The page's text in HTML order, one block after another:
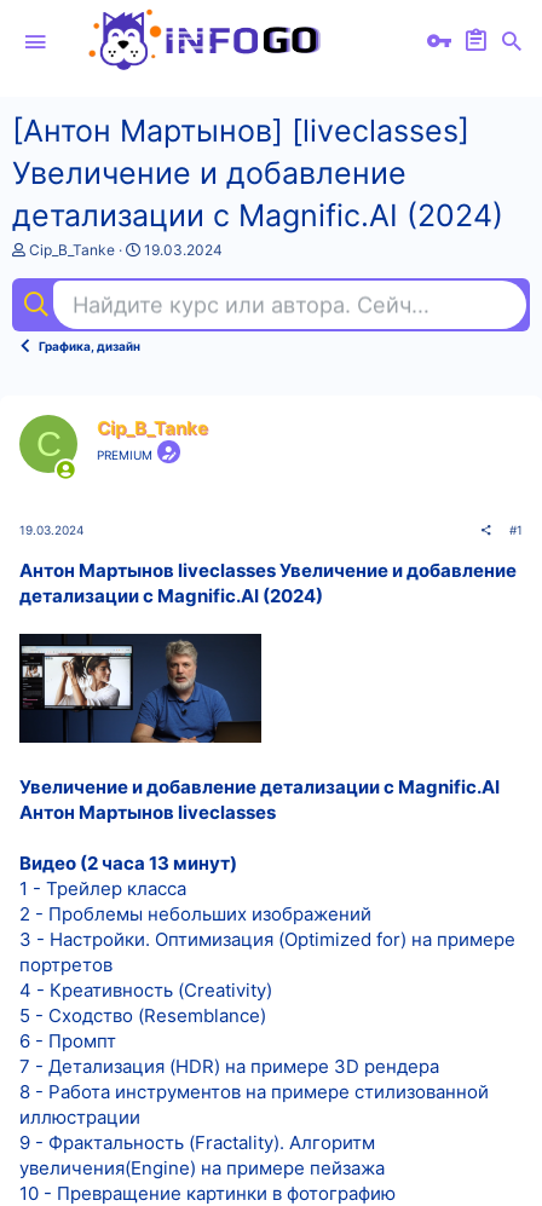
[Антон Мартынов] [liveclasses]
Увеличение и добавление
детализации с Magnific.AI (2024)
А
т
о
т
Cip_B_Tanke
Д
а
н
а
19.03.2024
Найдите курс или автора. Сейчас ищут
Графика, дизайн
C Cip_B_Tanke
PREMIUM
19.03.2024 #1
Антон Мартынов liveclasses Увеличение и добавление
детализации с Magnific.AI (2024)
Увеличение и добавление детализации с Magnific.AI
Антон Мартынов liveclasses
Видео (2 часа 13 минут)
1 - Трейлер класса
2 - Проблемы небольших изображений
3 - Настройки. Оптимизация (Optimized for) на примере
портретов
4 - Креативность (Creativity)
5 - Сходство (Resemblance)
6 - Промпт
7 - Детализация (HDR) на примере 3D рендера
8 - Работа инструментов на примере стилизованной
иллюстрации
9 - Фрактальность (Fractality). Алгоритм
увеличения(Engine) на примере пейзажа
10 - Превращение картинки в фотографию